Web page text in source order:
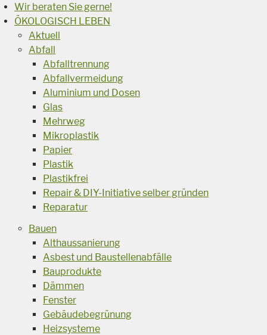
Wir beraten Sie gerne!
ÖKOLOGISCH LEBEN
Aktuell
Abfall
Abfalltrennung
Abfallvermeidung
Aluminium und Dosen
Glas
Mehrweg
Mikroplastik
Papier
Plastik
Plastikfrei
Repair & DIY-Initiative selber gründen
Reparatur
Bauen
Althaussanierung
Asbest und Baustellenabfälle
Bauprodukte
Dämmen
Fenster
Gebäudebegrünung
Heizsysteme